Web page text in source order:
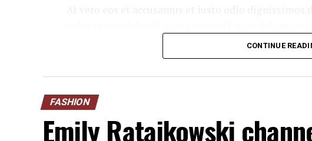
cupiditate non provident, similique sunt in culpa
laborum et dolorum fuga.
consequatur, vel illum qui dolorem eum fugiat quo
CONTINUE
FASHION
Emily Ratajkowski